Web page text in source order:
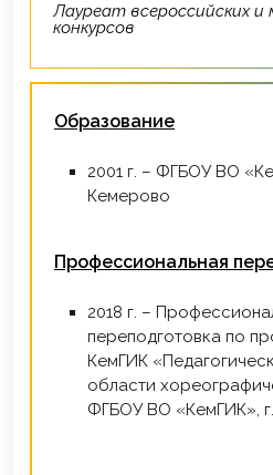
Лауреат всероссийских и международных
конкурсов
Образование
2001 г. – ФГБОУ ВО «КемГАКиИ», г.
Кемерово
Профессиональная
2018 г. – Профессиональная
переподготовка по
КемГИК
области
ФГБОУ ВО «КемГИК»,